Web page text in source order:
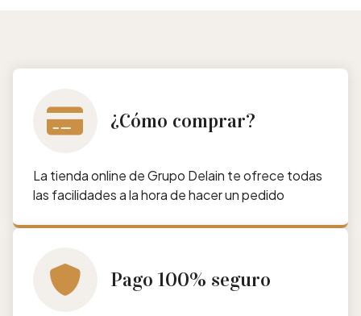
¿Cómo comprar?
La tienda online de Grupo Delain te ofrece todas
las facilidades a la hora de hacer un pedido
Pago 100% seguro